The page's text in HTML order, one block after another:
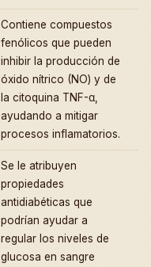
Contiene compuestos
fenólicos que pueden
inhibir la producción de
óxido nítrico (NO) y de
la citoquina TNF-α,
ayudando a mitigar
procesos inflamatorios.
Se le atribuyen
propiedades
antidiabéticas que
podrían ayudar a
regular los niveles de
glucosa en sangre